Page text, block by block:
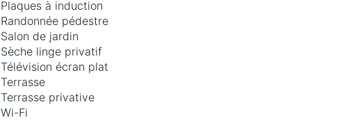
Plaques à induction
Randonnée pédestre
Salon de jardin
Sèche linge privatif
Télévision écran plat
Terrasse
Terrasse privative
Wi-Fi